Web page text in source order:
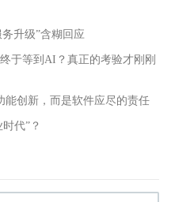
升级”含糊回应
于等到AI？真正的考验才刚刚
能创新，而是软件应尽的责任
代”？